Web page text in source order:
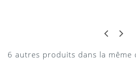
6 autres produits dans la même